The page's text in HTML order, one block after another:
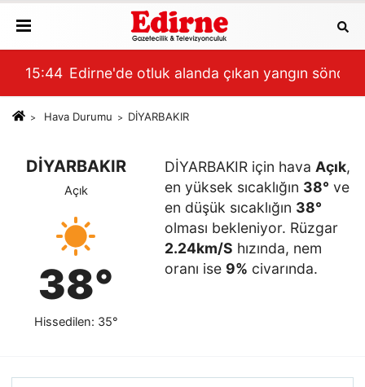
15:44 Edirne'de otluk alanda çıkan yangın
Hava Durumu DİYARBAKIR
DİYARBAKIR
Açık
38°
Hissedilen: 35°
DİYARBAKIR için hava Açık,
en yüksek sıcaklığın 38° ve
en düşük sıcaklığın 38°
olması bekleniyor. Rüzgar
2.24km/S hızında, nem
oranı ise 9% civarında.